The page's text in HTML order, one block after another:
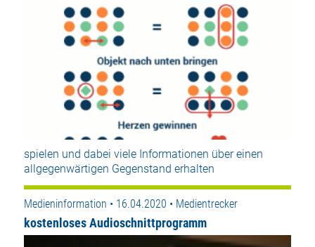
spielen und dabei viele Informationen über einen
allgegenwärtigen Gegenstand erhalten
Medieninformation • 16.04.2020 • Medientrecker
kostenloses Audioschnittprogramm